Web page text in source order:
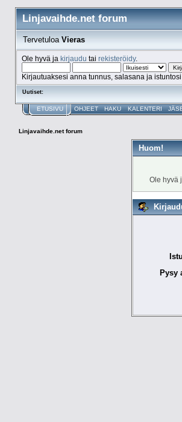
Linjavaihde.net forum
TervetuloaVieras
Ole hyvä ja kirjaudu tai rekisteröidy.
Kirjautuaksesi anna tunnus, salasana ja
Uutiset:
ETUSIVU OHJEET HAKU KALENTERI
Linjavaihde.net forum
Huom!
Ole hyvä
Pysy